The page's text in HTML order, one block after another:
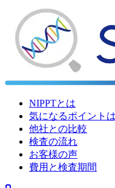
NIPPTとは
気になるポイント
他社との比較
検査の流れ
お客様の声
費用と検査期間